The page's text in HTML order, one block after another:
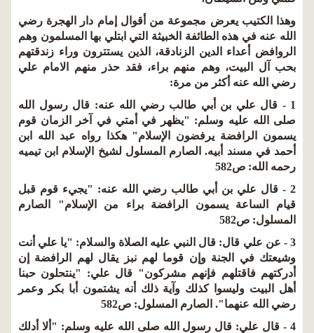
وهذا الكتيب يعرض مجموعة من أقوال إمام دار الهجرة رضي
الله عنه في هذه الطائفة الخبيثة التي ابتلي بها المسلمون وهم
الروافض أعداء الدين الزنادقة، الذين يستترون وراء زندقتهم
بحب آل البيت، وهم منهم براء، فقد حذر منهم الامام علي
رضي الله عنه أكثر من مرة:
1 - قال علي بن أبي طالب رضي الله عنه: قال رسول الله
صلى الله عليه وسلم: "يظهر في أمتي في آخر الزمان قوم
يسمون الرافضة يرفضون الإسلام" هكذا رواه عبد الله ابن
أحمد في مسند أبيه. الصارم المسلول لشيخ الإسلام ابن تيميه
رحمه الله: ص582
2 - قال علي بن أبي طالب رضي الله عنه: "يجيء قوم قبل
قيام الساعة يسمون الرافضة براء من الإسلام" الصارم
المسلول: ص582
3 - عن علي قال: قال النبي عليه الصلاة والسلام: "يا علي أنت
وشيعتك في الجنة وإن قوما لهم نبز يقال لهم الرافضة إن
أدركتهم فاقتلهم فإنهم مشركون" قال علي: "ينتحلون حبنا
أهل البيت وليسوا كذلك وآية ذلك أنه يشتمون أبا بكر وعمر
رضي الله عنهما". الصارم المسلول: ص582
4 - قال علي: قال رسول الله صلى الله عليه وسلم: "ألا أدلك